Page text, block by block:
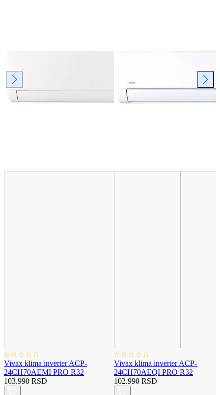
Vivax klima inverter ACP-
24CH70AEMI PRO R32
103.990 RSD
Vivax klima inverter ACP-
24CH70AEQI PRO R32
102.990 RSD